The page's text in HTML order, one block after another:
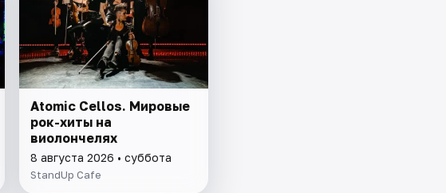
Atomic Cellos. Мировые
рок-хиты на
виолончелях
8 августа 2026 • суббота
StandUp Cafe